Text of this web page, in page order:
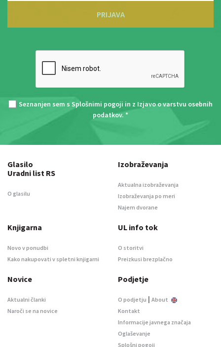
PRIJAVA
Seznanjen sem s Splošnimi pogoji in z Izjavo o varstvu osebnih
podatkov. *
Glasilo
Uradni list RS
O glasilu
Izobraževanja
Aktualna izobraževanja
Izobraževanja po meri
Najem dvorane
Knjigarna
Novo v ponudbi
Kako nakupovati v spletni knjigarni
UL info tok
O storitvi
Preizkusi brezplačno
Novice
Aktualni članki
Naroči se na novice
Podjetje
O podjetju | About
Kontakt
Informacije javnega značaja
Oglaševanje
Splošni pogoji